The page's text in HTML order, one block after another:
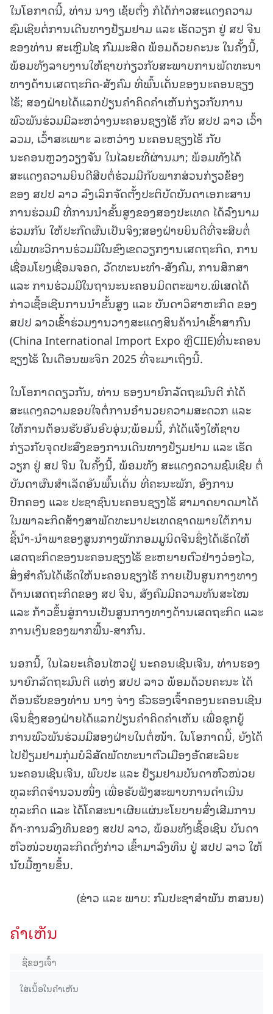
ໃນໂອກາດນີ້, ທ່ານ ນາງ ເຊ້ຍຕົ່ງ ກໍໄດ້ກ່າວສະແດງຄວາມ
ຊົມເຊີຍຕໍ່ການເດີນທາງຢ້ຽມຢາມ ແລະ ເຮັດວຽກ ຢູ່ ສປ ຈີນ
ຂອງທ່ານ ສະເຫຼີມໄຊ ກົມມະສິດ ພ້ອມດ້ວຍຄະນະ ໃນຄັ້ງນີ້,
ພ້ອມທັງລາຍງານໃຫ້ຊາບກ່ຽວກັບສະພາບການພັດທະນາ
ທາງດ້ານເສດຖະກິດ-ສັງຄົມ ທີ່ພົ້ນເດັ່ນຂອງນະຄອນຊຽງ
ໄຮ້; ສອງຝ່າຍໄດ້ແລກປ່ຽນຄໍາຄິດຄໍາເຫັນກ່ຽວກັບການ
ພົວພັນຮ່ວມມືລະຫວ່າງນະຄອນຊຽງໄຮ້ ກັບ ສປປ ລາວ ເວົ້າ
ລວມ, ເວົ້າສະເພາະ ລະຫວ່າງ ນະຄອນຊຽງໄຮ້ ກັບ
ນະຄອນຫຼວງວຽງຈັນ ໃນໄລຍະທີ່ຜ່ານມາ; ພ້ອມທັງໄດ້
ສະແດງຄວາມຍິນດີສືບຕໍ່ຮ່ວມມືກັບພາກສ່ວນກ່ຽວຂ້ອງ
ຂອງ ສປປ ລາວ ລົງເລິກຈັດຕັ້ງປະຕິບັດບັນດາເອກະສານ
ການຮ່ວມມື ທີ່ການນຳຂັ້ນສູງຂອງສອງປະເທດ ໄດ້ລົງນາມ
ຮ່ວມກັນ ໃຫ້ປະກົດຜົນເປັນຈິງ;ສອງຝ່າຍຍິນດີທີ່ຈະສືບຕໍ່
ເພີ່ມທະວີການຮ່ວມມືໃນຂົງເຂດວຽກງານເສດຖະກິດ, ການ
ເຊື່ອມໂຍງເຊື່ອມຈອດ, ວັດທະນະທຳ-ສັງຄົມ, ການສຶກສາ
ແລະ ການຮ່ວມມືໃນຖານະນະຄອນມິດຕະພາບ.ພິເສດໄດ້
ກ່າວເຊື້ອເຊີນການນຳຂັ້ນສູງ ແລະ ບັນດາວິສາຫະກິດ ຂອງ
ສປປ ລາວເຂົ້າຮ່ວມງານວາງສະແດງສິນຄ້ານຳເຂົ້າສາກົນ
(China International Import Expo ຫຼືCIIE)ທີ່ນະຄອນ
ຊຽງໄຮ້ ໃນເດືອນພະຈິກ 2025 ທີ່ຈະມາເຖິງນີ້.
ໃນໂອກາດດຽວກັນ, ທ່ານ ຮອງນາຍົກລັດຖະມົນຕີ ກໍໄດ້
ສະແດງຄວາມຂອບໃຈຕໍ່ການອໍານວຍຄວາມສະດວກ ແລະ
ໃຫ້ການຕ້ອນຮັບອັນອົບອຸ່ນ;ພ້ອມນີ້, ກໍໄດ້ແຈ້ງໃຫ້ຊາບ
ກ່ຽວກັບຈຸດປະສົງຂອງການເດີນທາງຢ້ຽມຢາມ ແລະ ເຮັດ
ວຽກ ຢູ່ ສປ ຈີນ ໃນຄັ້ງນີ້, ພ້ອມທັງ ສະແດງຄວາມຊົມເຊີຍ ຕໍ່
ບັນດາຜົນສຳເລັດອັນພົ້ນເດັ່ນ ທີ່ຄະນະພັກ, ອົງການ
ປົກຄອງ ແລະ ປະຊາຊົນນະຄອນຊຽງໄຮ້ ສາມາດຍາດມາໄດ້
ໃນພາລະກິດສ້າງສາພັດທະນາປະເທດຊາດພາຍໃຕ້ການ
ຊີ້ນຳ-ນຳພາຂອງສູນກາງພັກກອມມູນິດຈີນຊຶ່ງໄດ້ເຮັດໃຫ້
ເສດຖະກິດຂອງນະຄອນຊຽງໄຮ້ ຂະຫຍາຍຕົວຢ່າງວ່ອງໄວ,
ສິ່ງສຳຄັນໄດ້ເຮັດໃຫ້ນະຄອນຊຽງໄຮ້ ກາຍເປັນສູນກາງທາງ
ດ້ານເສດຖະກິດຂອງ ສປ ຈີນ, ສັງຄົມມີຄວາມທັນສະໄໝ
ແລະ ກ້າວຂຶ້ນສູ່ການເປັນສູນກາງທາງດ້ານເສດຖະກິດ ແລະ
ການເງິນຂອງພາກພື້ນ-ສາກົນ.
ນອກນີ້, ໃນໄລຍະເຄື່ອນໄຫວຢູ່ ນະຄອນເຊີນເຈີນ, ທ່ານຮອງ
ນາຍົກລັດຖະມົນຕີ ແຫ່ງ ສປປ ລາວ ພ້ອມດ້ວຍຄະນະ ໄດ້
ຕ້ອນຮັບຂອງທ່ານ ນາງ ຈ່າງ ຮົວຮອງເຈົ້າຄອງນະຄອນເຊີນ
ເຈິນຊຶ່ງສອງຝ່າຍໄດ້ແລກປ່ຽນຄໍາຄິດຄໍາເຫັນ ເພື່ອຊຸກຍູ້
ການພົວພັນຮ່ວມມືສອງຝ່າຍໃນຕໍ່ໜ້າ. ໃນໂອກາດນີ້, ຍັງໄດ້
ໄປຢ້ຽມຢາມກຸ່ມບໍລິສັດພັດທະນາຕົວເມືອງອັດສະລິຍະ
ນະຄອນເຊີນເຈີນ, ພົບປະ ແລະ ຢ້ຽມຢາມບັນດາຫົວໜ່ວຍ
ທຸລະກິດຈຳນວນໜຶ່ງ ເພື່ອຮັບຟັງສະພາບການດຳເນີນ
ທຸລະກິດ ແລະ ໄດ້ໂຄສະນາເຜີຍແຜ່ນະໂຍບາຍສົ່ງເສີມການ
ຄ້າ-ການລົງທຶນຂອງ ສປປ ລາວ, ພ້ອມທັງເຊື້ອເຊີນ ບັນດາ
ຫົວໜ່ວຍທຸລະກິດດັ່ງກ່າວ ເຂົ້າມາລົງທຶນ ຢູ່ ສປປ ລາວ ໃຫ້
ນັບມື້ຫຼາຍຂຶ້ນ.
(ຂ່າວ ແລະ ພາບ: ກົມປະຊາສໍາພັນ ຫສນຍ)
ຄໍາເຫັນ